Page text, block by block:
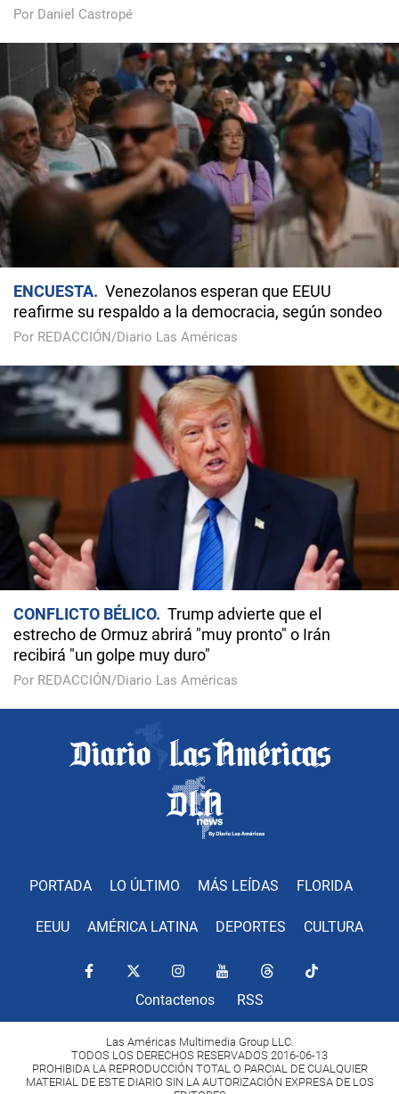
Por Daniel Castropé
ENCUESTA
Venezolanos esperan que EEUU
reafirme su respaldo a la democracia, según sondeo
Por REDACCIÓN/Diario Las Américas
CONFLICTO BÉLICO
Trump advierte que el
estrecho de Ormuz abrirá "muy pronto" o Irán
recibirá "un golpe muy duro"
Por REDACCIÓN/Diario Las Américas
PORTADA LO ÚLTIMO MÁS LEÍDAS FLORIDA
EEUU AMÉRICA LATINA DEPORTES CULTURA
Contactenos RSS
Las Américas Multimedia Group LLC.
TODOS LOS DERECHOS RESERVADOS 2016-06-13
PROHIBIDA LA REPRODUCCIÓN TOTAL O PARCIAL DE CUALQUIER
MATERIAL DE ESTE DIARIO SIN LA AUTORIZACIÓN EXPRESA DE LOS